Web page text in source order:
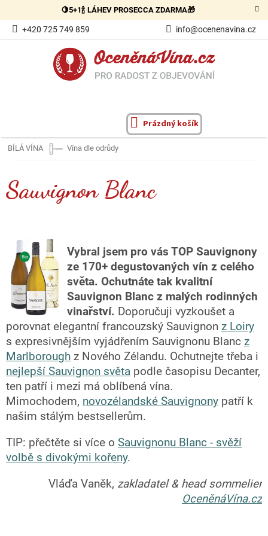
obsah
🍋5+1🍾 LÁHEV PROSECCA ZDARMA🎁
+420 725 749 859 info@ocenenavina.cz
NÁKUPNÍ
Prázdný košík
BÍLÁ VÍNA Vína dle odrůdy
Sauvignon Blanc
Vybral jsem pro vás TOP Sauvignony
ze 170+ degustovaných vín z celého
světa. Ochutnáte tak kvalitní
Sauvignon Blanc z malých rodinných
vinařství. Doporučuji vyzkoušet a
porovnat elegantní francouzský Sauvignon z Loiry
s expresivnějším vyjádřením Sauvignonu Blanc z
Marlborough z Nového Zélandu. Ochutnejte třeba i
nejlepší Sauvignon světa podle časopisu Decanter,
ten patří i mezi má oblíbená vína.
Mimochodem, novozélandské Sauvignony patří k
našim stálým bestsellerům.
TIP: přečtěte si více o Sauvignonu Blanc - svěží
volbě s divokými kořeny.
Vláďa Vaněk, zakladatel & head sommelier
OceněnáVína.cz